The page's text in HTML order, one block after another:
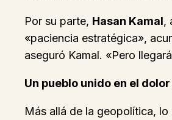
Por su parte, Hasan Kamal,
«paciencia estratégica»,
aseguró Kamal. «Pero
Un pueblo unido en el
Más allá de la geopolítica,